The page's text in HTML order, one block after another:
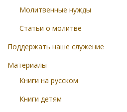
Молитвенные нужды
Статьи о молитве
Поддержать наше служение
Материалы
Книги на русском
Книги детям